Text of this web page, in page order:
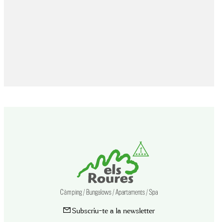
Subscriu-te a la newsletter